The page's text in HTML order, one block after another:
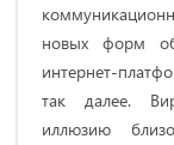
новых форм
интернет-
так далее.
иллюзию